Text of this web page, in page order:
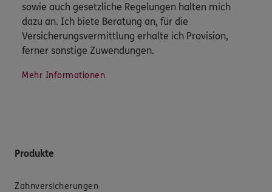
sowie auch gesetzliche Regelungen halten mich
dazu an. Ich biete Beratung an, für die
Versicherungsvermittlung erhalte ich Provision,
ferner sonstige Zuwendungen.
Mehr Informationen
Produkte
Zahnversicherungen